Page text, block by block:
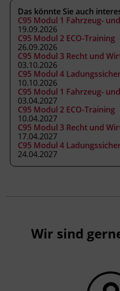
Abschlussinformation
gemäß § 19
14a
44a Kraftfahrliniengesetz
Abschlussinformation
gemäß § 19
14a
44a Kraftfahrliniengesetz
Das könnte Sie auch
C95 Modul 1 Fahrzeug-
19.09.2026
C95 Modul 2 ECO-Training
26.09.2026
C95 Modul 3 Recht und
03.10.2026
C95 Modul 4
10.10.2026
C95 Modul 1 Fahrzeug-
03.04.2027
C95 Modul 2 ECO-Training
10.04.2027
C95 Modul 3 Recht und
17.04.2027
C95 Modul 4
24.04.2027
Wir sind